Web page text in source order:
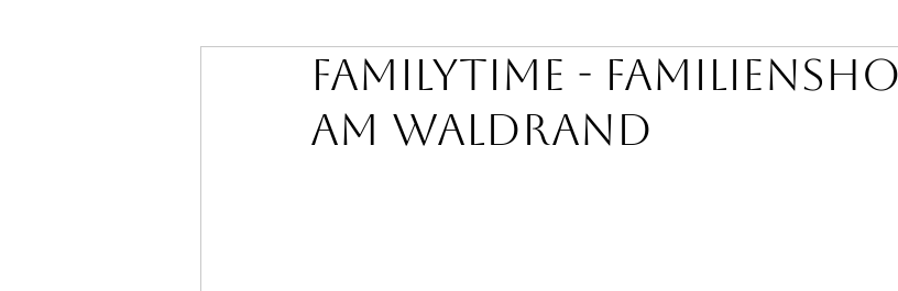
Familytime -
am Waldrand